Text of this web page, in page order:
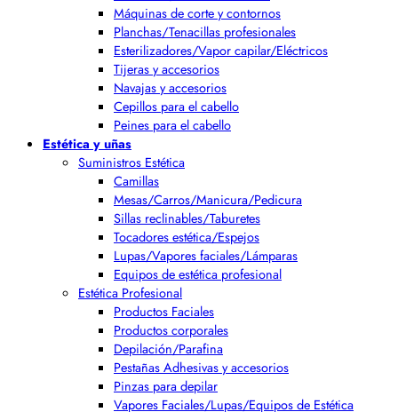
Máquinas de corte y contornos
Planchas/Tenacillas profesionales
Esterilizadores/Vapor capilar/Eléctricos
Tijeras y accesorios
Navajas y accesorios
Cepillos para el cabello
Peines para el cabello
Estética y uñas
Suministros Estética
Camillas
Mesas/Carros/Manicura/Pedicura
Sillas reclinables/Taburetes
Tocadores estética/Espejos
Lupas/Vapores faciales/Lámparas
Equipos de estética profesional
Estética Profesional
Productos Faciales
Productos corporales
Depilación/Parafina
Pestañas Adhesivas y accesorios
Pinzas para depilar
Vapores Faciales/Lupas/Equipos de Estética